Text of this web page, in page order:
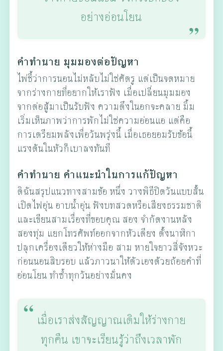
อย่างอ่อนโยน
คำทำนาย มุมมองต่อปัญหา
ไพ่ชี้ว่าการนอนไม่หลับไม่ใช่ศัตรู แต่เป็นจดหมาย
จากร่างกายที่อยากให้เราฟัง เมื่อเปลี่ยนมุมมอง
จากต่อสู้มาเป็นรับฟัง ความตึงในอกจะคลาย มิ้ม
เริ่มเห็นภาพว่าการพักไม่ใช่ความอ่อนแอ แต่คือ
การเตรียมพลังเพื่อวันพรุ่งนี้ เมื่อเธอยอมรับข้อนี้
แรงดันในหัวก็เบาลงทันที
คำทำนาย คำแนะนำในการแก้ปัญหา
ดิฉันสรุปแนวทางสามข้อ หนึ่ง วางพิธีปิดวันแบบสั้น
เปิดไฟอุ่น อาบน้ำอุ่น ฟังบทสวดหรือเสียงธรรมชาติ
และเขียนสามเรื่องที่ขอบคุณ สอง จำกัดงานหลัง
สองทุ่ม แยกโทรศัพท์ออกจากหัวเตียง ตั้งนาฬิกา
ปลุกเครื่องเดียวให้ห่างมือ สาม หายใจยาวสี่จังหวะ
ก่อนนอนสิบรอบ แล้วภาวนาให้ตัวเองด้วยถ้อยคำที่
อ่อนโยน ทำซ้ำทุกวันอย่างมั่นคง
เมื่อเราส่งสัญญาณเดิมให้ร่างกาย
ทุกคืน เขาจะเรียนรู้ว่าถึงเวลาพัก